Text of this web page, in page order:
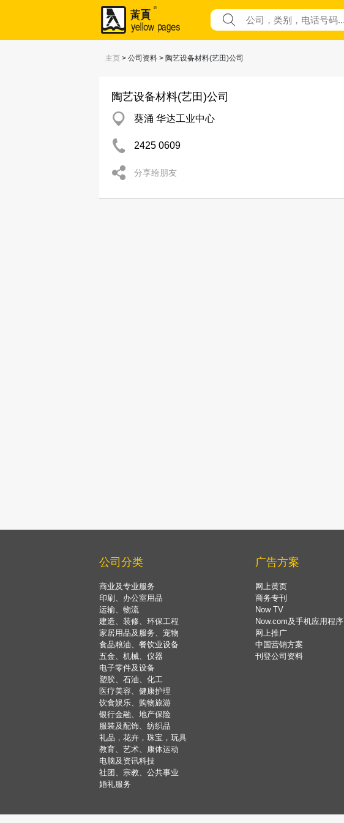
主页 > 公司资料 > 陶艺设备材料(艺田)公司
陶艺设备材料(艺田)公司
葵涌 华达工业中心
2425 0609
分享给朋友
公司分类
商业及专业服务
印刷、办公室用品
运输、物流
建造、装修、环保工程
家居用品及服务、宠物
食品粮油、餐饮业设备
五金、机械、仪器
电子零件及设备
塑胶、石油、化工
医疗美容、健康护理
饮食娱乐、购物旅游
银行金融、地产保险
服装及配饰、纺织品
礼品，花卉，珠宝，玩具
教育、艺术、康体运动
电脑及资讯科技
社团、宗教、公共事业
婚礼服务
广告方案
网上黄页
商务专刊
Now TV
Now.com及手机应用程序
网上推广
中国营销方案
刊登公司资料